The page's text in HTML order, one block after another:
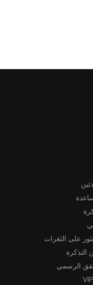
على الثغرات
التذكرة
الرسمي